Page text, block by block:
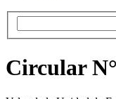
Circular